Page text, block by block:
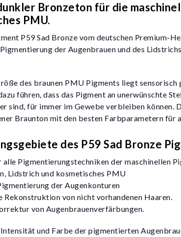
Bronzeton für die
PMU.
P59 Sad Bronze vom deutschen
der Augenbrauen und des
des braunen PMU Pigments liegt
führen, dass das Pigment an unerwünschte
sind, für immer im Gewebe verbleiben können.
Braunton mit den besten Farbparametern für
des P59 Sad Bronze
alle Pigmentierungstechniken der maschinellen
Lidstrich und kosmetisches PMU
der Augenkonturen
Rekonstruktion von nicht vorhandenen Haaren.
von Augenbrauenverfärbungen.
und Farbe der pigmentierten